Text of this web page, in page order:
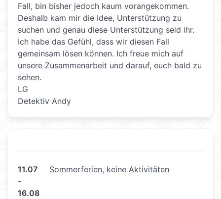
Fall, bin bisher jedoch kaum vorangekommen.
Deshalb kam mir die Idee, Unterstützung zu
suchen und genau diese Unterstützung seid ihr.
Ich habe das Gefühl, dass wir diesen Fall
gemeinsam lösen können. Ich freue mich auf
unsere Zusammenarbeit und darauf, euch bald zu
sehen.
LG
Detektiv Andy
11.07
-
16.08
Sommerferien, keine Aktivitäten